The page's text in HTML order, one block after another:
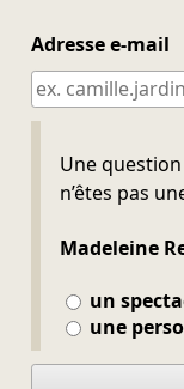
Adresse e-mail
Une
n’êtes pas
Madeleine
un
une
Ne pas